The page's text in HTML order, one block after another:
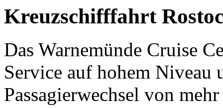
Kreuzschifffahrt
Das Warnemünde Cruise
Service auf hohem Niveau
Passagierwechsel von